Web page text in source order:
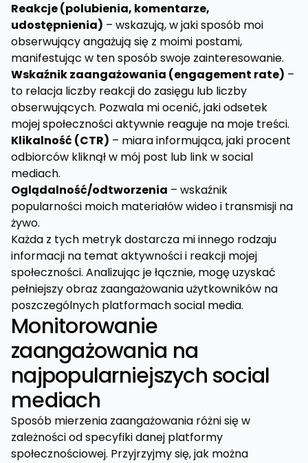
Reakcje (polubienia, komentarze,
udostępnienia) – wskazują, w jaki sposób moi
obserwujący angażują się z moimi postami,
manifestując w ten sposób swoje zainteresowanie.
Wskaźnik zaangażowania (engagement rate) –
to relacja liczby reakcji do zasięgu lub liczby
obserwujących. Pozwala mi ocenić, jaki odsetek
mojej społeczności aktywnie reaguje na moje treści.
Klikalność (CTR) – miara informująca, jaki procent
odbiorców kliknął w mój post lub link w social
mediach.
Oglądalność/odtworzenia – wskaźnik
popularności moich materiałów wideo i transmisji na
żywo.
Każda z tych metryk dostarcza mi innego rodzaju
informacji na temat aktywności i reakcji mojej
społeczności. Analizując je łącznie, mogę uzyskać
pełniejszy obraz zaangażowania użytkowników na
poszczególnych platformach social media.
Monitorowanie
zaangażowania na
najpopularniejszych social
mediach
Sposób mierzenia zaangażowania różni się w
zależności od specyfiki danej platformy
społecznościowej. Przyjrzyjmy się, jak można